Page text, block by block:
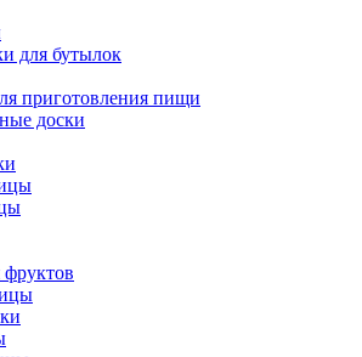
для бутылок
приготовления пищи
доски